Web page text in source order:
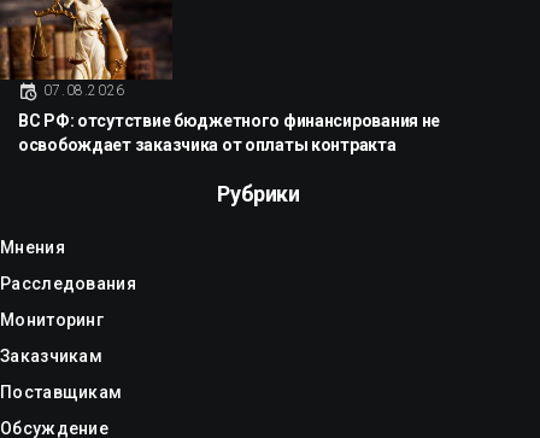
07.08.2026
ВС РФ: отсутствие бюджетного финансирования не
освобождает заказчика от оплаты контракта
Рубрики
Мнения
Расследования
Мониторинг
Заказчикам
Поставщикам
Обсуждение